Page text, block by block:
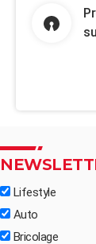
Lifestyle
Auto
Bricolage